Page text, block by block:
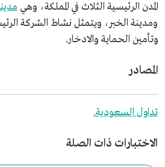
المدن الرئيسية الثلاث في المملكة، وهي
ومدينة الخبر، ويتمثل نشاط الشركة
وتأمين الحماية والادخار.
المصادر
تداول السعودية.
الاختبارات ذات الصلة